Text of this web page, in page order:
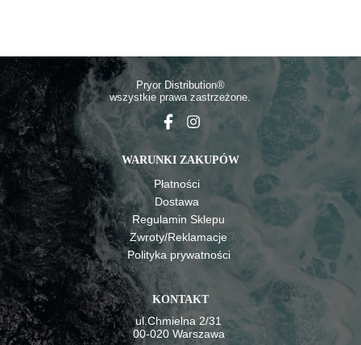
Pryor Distribution®
wszystkie prawa zastrzeżone.
WARUNKI ZAKUPÓW
Płatności
Dostawa
Regulamin Sklepu
Zwroty/Reklamacje
Polityka prywatności
KONTAKT
ul.Chmielna 2/31
00-020 Warszawa